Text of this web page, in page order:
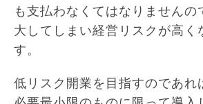
も支払わなくてはなりませんの
大してしまい経営リスクが高く
す。
低リスク開業を目指すのであれ